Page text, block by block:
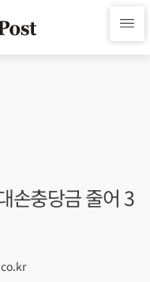
손충당금 줄어 3